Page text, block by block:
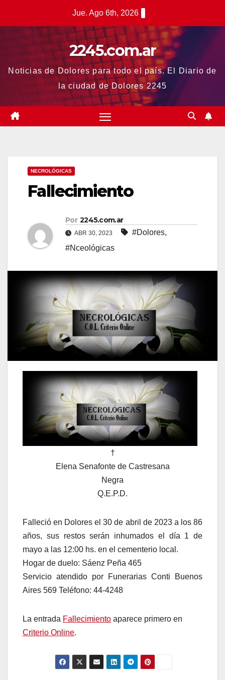
Jue. Ago 6th, 2026
2245.com.ar
Noticias de Dolores para todo el país. El Diario de
la ciudad de Dolores 2245
NECROLÓGICAS
Fallecimiento
Por 2245.com.ar
ABR 30, 2023 #Dolores,
#Nceológicas
†
Elena Senafonte de Castresana
Negra
Q.E.P.D.
Falleció en Dolores el 30 de abril de 2023 a los 86
años, sus restos serán inhumados el día 1 de
mayo a las 12:00 hs. en el cementerio local.
Hogar de duelo: Sáenz Peña 465
Servicio atendido por Funerarias Conti Buenos
Aires 569 Teléfono: 44-4248
La entrada Fallecimiento aparece primero en
Criterio Online.